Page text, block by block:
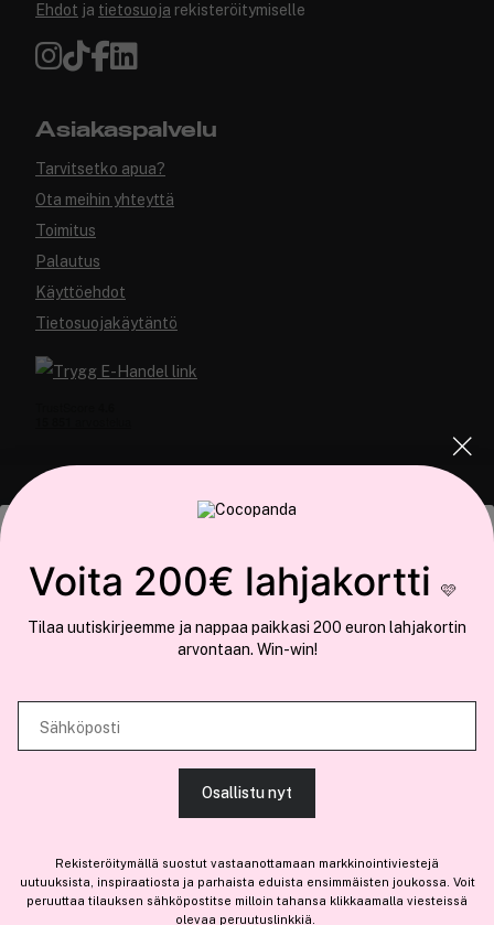
Tämä sivusto käyttää evästeitä
Käytämme evästeitä tarjoamamme sisällön ja mainosten
räätälöimiseen, sosiaalisen median ominaisuuksien tukemiseen ja
käytät sivustoamme. Kumppanimme voivat yhdistää näitä tietoja muihin
Ehdot ja tietosuoja rekisteröitymiselle
Asiakaspalvelu
Tarvitsetko apua?
Ota meihin yhteyttä
Toimitus
Palautus
Käyttöehdot
Tietosuojakäytäntö
Meistä
Jos haluat henkilökohtaista neuvoa ammattitason hiustuotteista,
Voita 200€ lahjakortti 🩷
Tilaa uutiskirjeemme ja nappaa paikkasi 200 euron lahjakortin
arvontaan. Win-win!
Sähköposti
Osallistu nyt
Rekisteröitymällä suostut vastaanottamaan markkinointiviestejä
uutuuksista, inspiraatiosta ja parhaista eduista ensimmäisten joukossa. Voit
peruuttaa tilauksen sähköpostitse milloin tahansa klikkaamalla viesteissä
olevaa peruutuslinkkiä.